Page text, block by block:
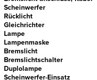
Scheinwerfer
Rücklicht
Gleichrichter
Lampe
Lampenmaske
Bremslicht
Bremslichtschalter
Duplolampe
Scheinwerfer-Einsatz